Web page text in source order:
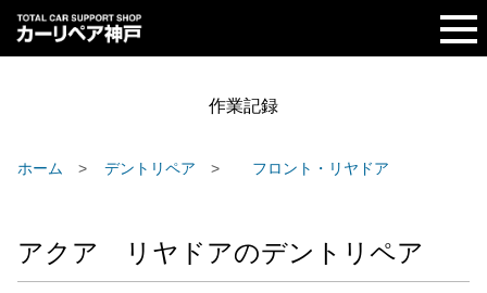
作業記録
ホーム デントリペア フロント・リヤドア
アクア リヤドアのデントリペア